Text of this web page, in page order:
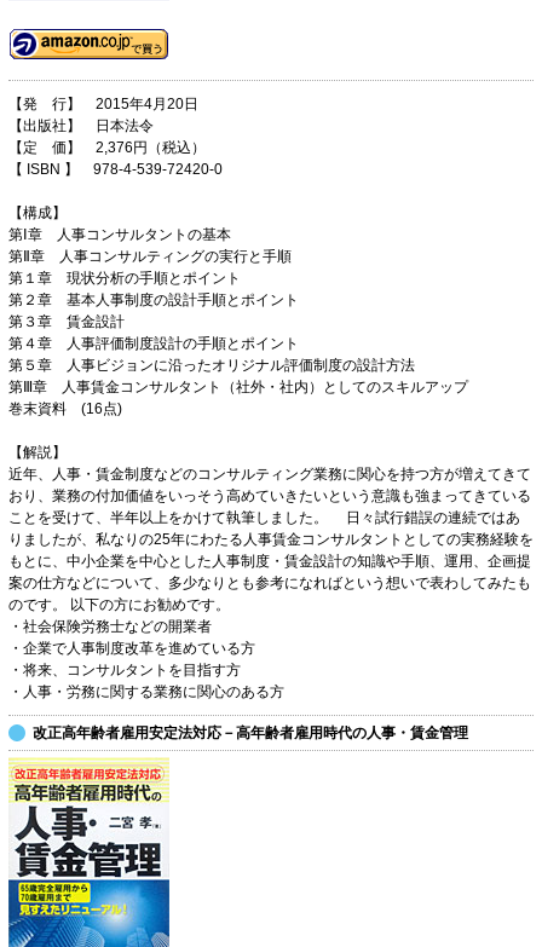
【発 行】 2015年4月20日
【出版社】 日本法令
【定 価】 2,376円（税込）
【 ISBN 】 978-4-539-72420-0
【構成】
第Ⅰ章 人事コンサルタントの基本
第Ⅱ章 人事コンサルティングの実行と手順
第１章 現状分析の手順とポイント
第２章 基本人事制度の設計手順とポイント
第３章 賃金設計
第４章 人事評価制度設計の手順とポイント
第５章 人事ビジョンに沿ったオリジナル評価制度の設計方法
第Ⅲ章 人事賃金コンサルタント（社外・社内）としてのスキルアップ
巻末資料 (16点)
【解説】
近年、人事・賃金制度などのコンサルティング業務に関心を持つ方が増えてきて
おり、業務の付加価値をいっそう高めていきたいという意識も強まってきている
ことを受けて、半年以上をかけて執筆しました。 日々試行錯誤の連続ではあ
りましたが、私なりの25年にわたる人事賃金コンサルタントとしての実務経験を
もとに、中小企業を中心とした人事制度・賃金設計の知識や手順、運用、企画提
案の仕方などについて、多少なりとも参考になればという想いで表わしてみたも
のです。 以下の方にお勧めです。
・社会保険労務士などの開業者
・企業で人事制度改革を進めている方
・将来、コンサルタントを目指す方
・人事・労務に関する業務に関心のある方
改正高年齢者雇用安定法対応－高年齢者雇用時代の人事・賃金管理